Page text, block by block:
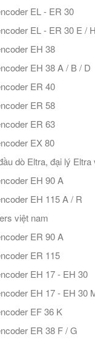
EL - ER 30
EL - ER 30 E / H
EH 38
EH 38 A / B / D
ER 40
ER 58
ER 63
EX 80
dò Eltra, đại lý
EH 90 A
EH 115 A / R
việt nam
ER 90 A
ER 115
EH 17 - EH 30
EH 17 - EH 30
EF 36 K
ER 38 F / G